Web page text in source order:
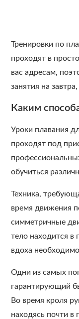
Тренировки по
проходят в
вас адресам,
занятия на
Каким
Уроки плавания
проходят под
обучиться
Техника,
время движения
симметричные
тело находится в
вдоха
Одни из самых
гарантирующий
Во время кроля
находясь почти в